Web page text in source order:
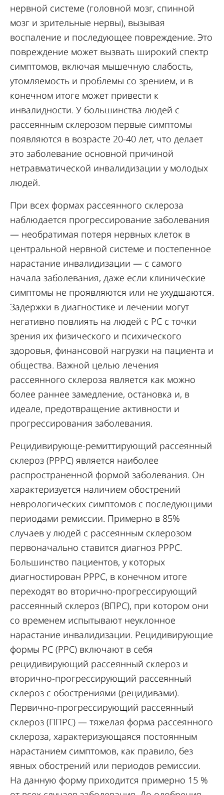
нервной системе (головной мозг, спинной
мозг и зрительные нервы), вызывая
воспаление и последующее повреждение. Это
повреждение может вызвать широкий спектр
симптомов, включая мышечную слабость,
утомляемость и проблемы со зрением, и в
конечном итоге может привести к
инвалидности. У большинства людей с
рассеянным склерозом первые симптомы
появляются в возрасте 20-40 лет, что делает
это заболевание основной причиной
нетравматической инвалидизации у молодых
людей.
При всех формах рассеянного склероза
наблюдается прогрессирование заболевания
— необратимая потеря нервных клеток в
центральной нервной системе и постепенное
нарастание инвалидизации — с самого
начала заболевания, даже если клинические
симптомы не проявляются или не ухудшаются.
Задержки в диагностике и лечении могут
негативно повлиять на людей с РС с точки
зрения их физического и психического
здоровья, финансовой нагрузки на пациента и
общества. Важной целью лечения
рассеянного склероза является как можно
более раннее замедление, остановка и, в
идеале, предотвращение активности и
прогрессирования заболевания.
Рецидивирующе-ремиттирующий рассеянный
склероз (РРРС) является наиболее
распространенной формой заболевания. Он
характеризуется наличием обострений
неврологических симптомов с последующими
периодами ремиссии. Примерно в 85%
случаев у людей с рассеянным склерозом
первоначально ставится диагноз РРРС.
Большинство пациентов, у которых
диагностирован РРРС, в конечном итоге
переходят во вторично-прогрессирующий
рассеянный склероз (ВПРС), при котором они
со временем испытывают неуклонное
нарастание инвалидизации. Рецидивирующие
формы РС (РРС) включают в себя
рецидивирующий рассеянный склероз и
вторично-прогрессирующий рассеянный
склероз с обострениями (рецидивами).
Первично-прогрессирующий рассеянный
склероз (ППРС) — тяжелая форма рассеянного
склероза, характеризующаяся постоянным
нарастанием симптомов, как правило, без
явных обострений или периодов ремиссии.
На данную форму приходится примерно 15 %